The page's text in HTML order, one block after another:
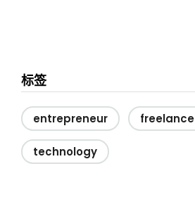
标签
entrepreneur freelance
technology